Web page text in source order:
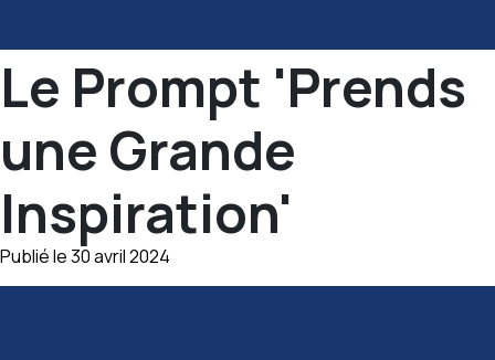
Le Prompt 'Prends
une Grande
Inspiration'
Publié le 30 avril 2024